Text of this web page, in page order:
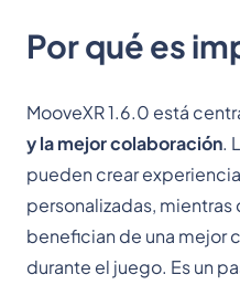
Por qué es
MooveXR 1.6.0 está
y la mejor colaboración.
pueden crear
personalizadas, mientras
benefician de una mejor
durante el juego. Es un